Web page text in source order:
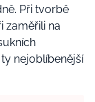
Při tvorbě
zaměřili na
nejoblíbenější